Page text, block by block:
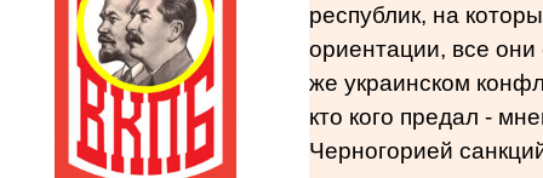
республик, на
ориентации, все
же украинском
кто кого предал -
Черногорией